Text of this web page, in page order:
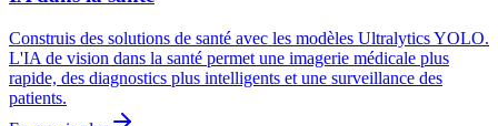
Construis des solutions de santé avec les modèles Ultralytics YOLO.
L'IA de vision dans la santé permet une imagerie médicale plus
rapide, des diagnostics plus intelligents et une surveillance des
patients.